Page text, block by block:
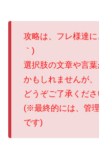
攻略は、フレ様達
｀)
選択肢の文章や言
かもしれませんが、
どうぞご了承くだ
(※最終的には、管
です)